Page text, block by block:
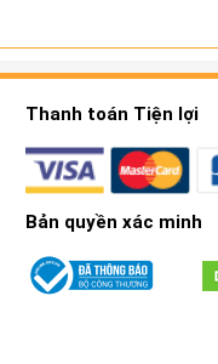
Thanh toán Tiện lợi
Bản quyền xác minh